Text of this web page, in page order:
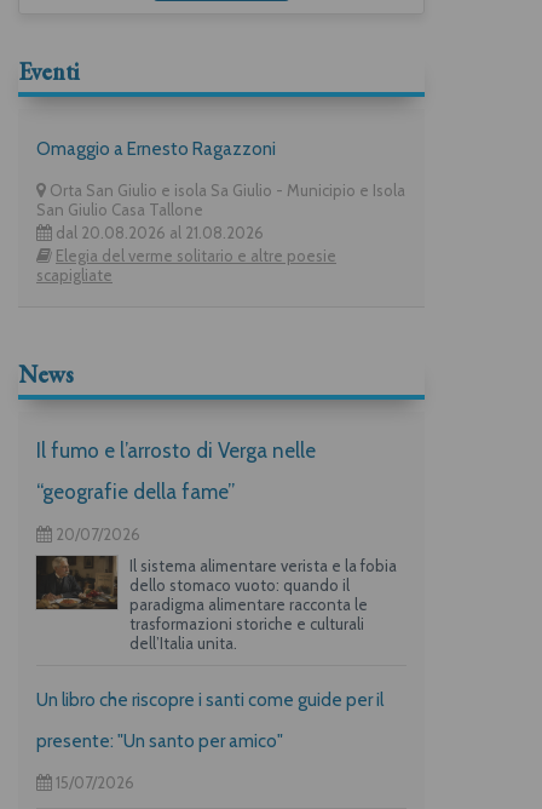
Eventi
Omaggio a Ernesto Ragazzoni
Orta San Giulio e isola Sa Giulio - Municipio e Isola
San Giulio Casa Tallone
dal 20.08.2026 al 21.08.2026
Elegia del verme solitario e altre poesie
scapigliate
News
Il fumo e l’arrosto di Verga nelle
“geografie della fame”
20/07/2026
Il sistema alimentare verista e la fobia
dello stomaco vuoto: quando il
paradigma alimentare racconta le
trasformazioni storiche e culturali
dell’Italia unita.
Un libro che riscopre i santi come guide per il
presente: "Un santo per amico"
15/07/2026